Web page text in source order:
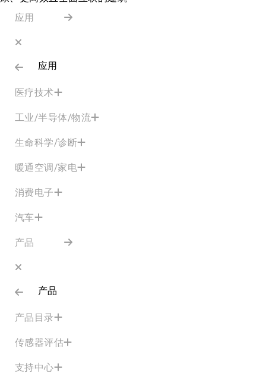
应用
应用
医疗技术
工业/半导体/物流
生命科学/诊断
暖通空调/家电
消费电子
汽车
产品
产品
产品目录
传感器评估
支持中心